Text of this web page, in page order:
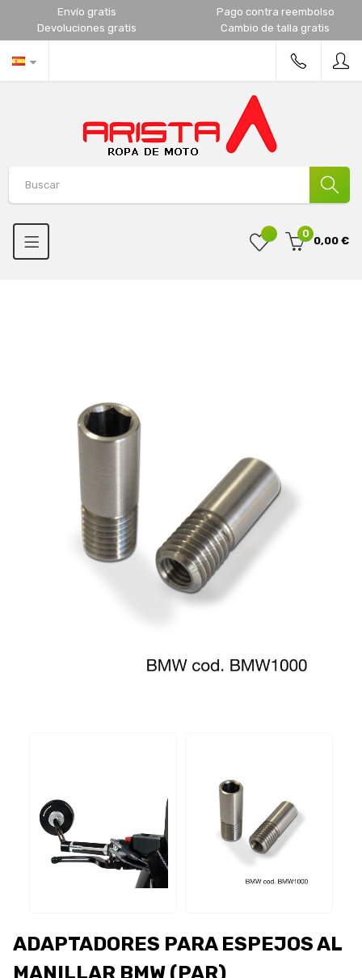
Envío gratis
Pago contra reembolso
Devoluciones gratis
Cambio de talla gratis
0
0,00 €
ADAPTADORES PARA ESPEJOS AL
MANILLAR BMW (PAR)